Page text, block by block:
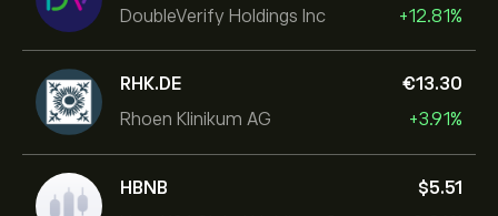
DoubleVerify Holdings Inc
+12.81%
RHK.DE
Rhoen Klinikum AG
‎€‎13.30
+3.91%
HBNB
‎$‎5.51